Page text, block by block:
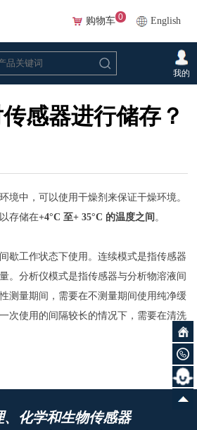
English
购物车 0
我的
感器进行储存？
境中，可以使用干燥剂来保证干燥环境。
存储在+4°C 至+ 35°C 的温度之间 。
歇工作状态下使用。连续模式是指传感器
。分析仪模式是指传感器与分析物溶液间
测量期间，需要在不测量期间使用纯净缓
次使用的间隔较长的情况下，需要在清洗
、化学和生物传感器